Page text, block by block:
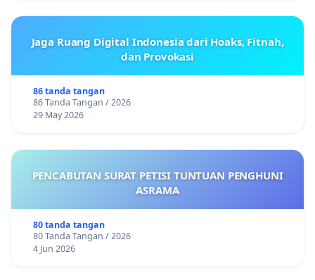
Jaga Ruang Digital Indonesia dari Hoaks, Fitnah,
dan Provokasi
86 tanda tangan
86 Tanda Tangan / 2026
29 May 2026
PENCABUTAN SURAT PETISI TUNTUAN PENGHUNI
ASRAMA
80 tanda tangan
80 Tanda Tangan / 2026
4 Jun 2026